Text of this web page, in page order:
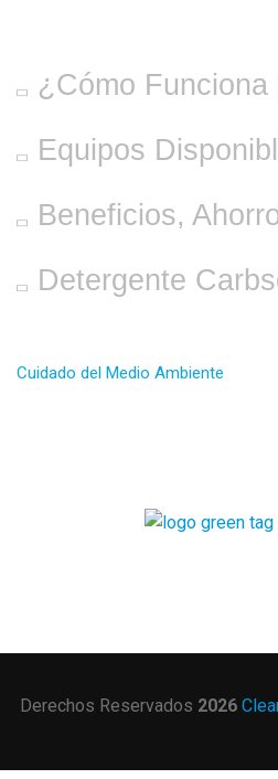
¿Cómo Funciona
Equipos
Beneficios,
Detergente
Cuidado del Medio Ambiente
Derechos Reservados 2026